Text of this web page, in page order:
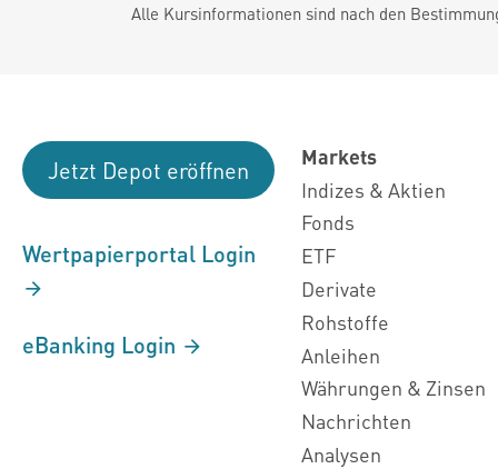
Alle Kursinformationen sind nach den
Jetzt Depot eröffnen
Wertpapierportal Login
eBanking Login
Markets
Indizes & Aktien
Fonds
ETF
Derivate
Rohstoffe
Anleihen
Währungen & Zinsen
Nachrichten
Analysen